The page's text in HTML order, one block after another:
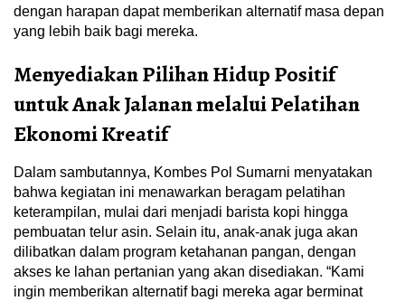
dengan harapan dapat memberikan alternatif masa depan
yang lebih baik bagi mereka.
Menyediakan Pilihan Hidup Positif
untuk Anak Jalanan melalui Pelatihan
Ekonomi Kreatif
Dalam sambutannya, Kombes Pol Sumarni menyatakan
bahwa kegiatan ini menawarkan beragam pelatihan
keterampilan, mulai dari menjadi barista kopi hingga
pembuatan telur asin. Selain itu, anak-anak juga akan
dilibatkan dalam program ketahanan pangan, dengan
akses ke lahan pertanian yang akan disediakan. “Kami
ingin memberikan alternatif bagi mereka agar berminat